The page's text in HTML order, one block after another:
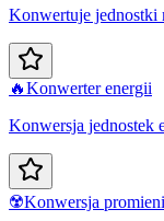
Konwertuje jednostki
🔥Konwerter energii
Konwersja jednostek
☢️Konwersja